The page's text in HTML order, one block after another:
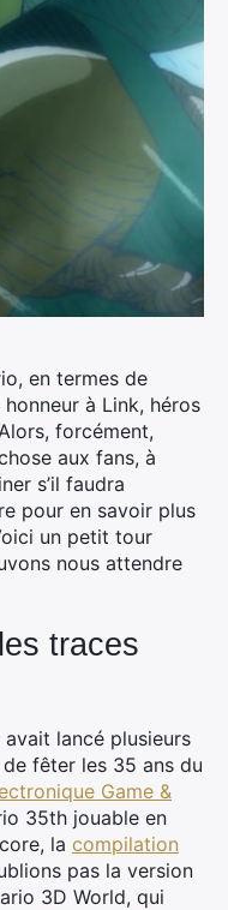
en termes de
à Link, héros
forcément,
aux fans, à
s’il faudra
pour en savoir plus
un petit tour
nous attendre
traces
lancé plusieurs
fêter les 35 ans du
Game &
35th jouable en
la compilation
pas la version
3D World, qui